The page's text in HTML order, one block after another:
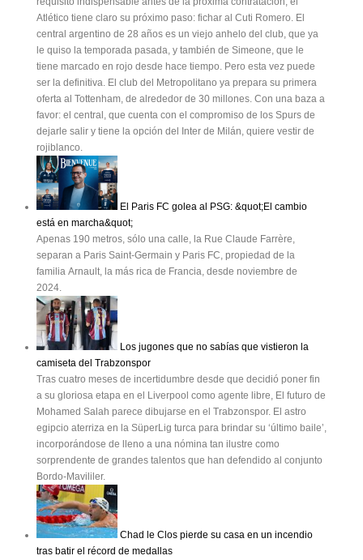
Atlético tiene claro su próximo paso: fichar al Cuti Romero. El
central argentino de 28 años es un viejo anhelo del club, que ya
le quiso la temporada pasada, y también de Simeone, que le
tiene marcado en rojo desde hace tiempo. Pero esta vez puede
ser la definitiva. El club del Metropolitano ya prepara su primera
oferta al Tottenham, de alrededor de 30 millones. Con una baza a
favor: el central, que cuenta con el compromiso de los Spurs de
dejarle salir y tiene la opción del Inter de Milán, quiere vestir de
rojiblanco.
El Paris FC golea al PSG: &quot;El cambio
está en marcha&quot;
Apenas 190 metros, sólo una calle, la Rue Claude Farrère,
separan a Paris Saint-Germain y Paris FC, propiedad de la
familia Arnault, la más rica de Francia, desde noviembre de
2024.
Los jugones que no sabías que vistieron la
camiseta del Trabzonspor
Tras cuatro meses de incertidumbre desde que decidió poner fin
a su gloriosa etapa en el Liverpool como agente libre, El futuro de
Mohamed Salah parece dibujarse en el Trabzonspor. El astro
egipcio aterriza en la SüperLig turca para brindar su ‘último baile’,
incorporándose de lleno a una nómina tan ilustre como
sorprendente de grandes talentos que han defendido al conjunto
Bordo-Mavililer.
Chad le Clos pierde su casa en un incendio
tras batir el récord de medallas